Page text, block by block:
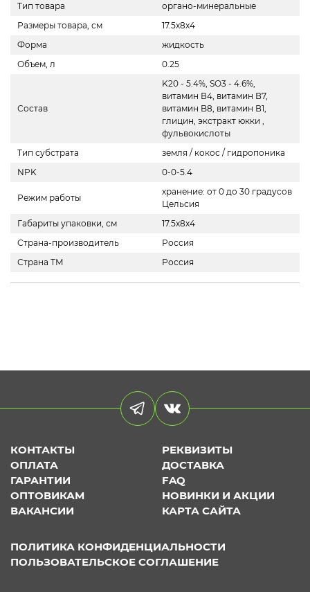
Тип товара
органо-минеральные
Размеры товара, см
17.5x8x4
Форма
жидкость
Объем, л
0.25
Состав
K20 - 5.4%, SO3 - 4.6%,
витамин В4, витамин В7,
витамин B8, витамин В1,
глицин, экстракт юкки ,
фульвокислоты
Тип субстрата
земля / кокос / гидропоника
NPK
0-0-5.4
Режим работы
хранение: от 0 до 30 градусов
Цельсия
Габариты упаковки, см
17.5x8x4
Страна-производитель
Россия
Страна ТМ
Россия
КОНТАКТЫ
РЕКВИЗИТЫ
ОПЛАТА
ДОСТАВКА
ГАРАНТИИ
FAQ
ОПТОВИКАМ
НОВИНКИ И АКЦИИ
ВАКАНСИИ
КАРТА САЙТА
ПОЛИТИКА КОНФИДЕНЦИАЛЬНОСТИ
ПОЛЬЗОВАТЕЛЬСКОЕ СОГЛАШЕНИЕ